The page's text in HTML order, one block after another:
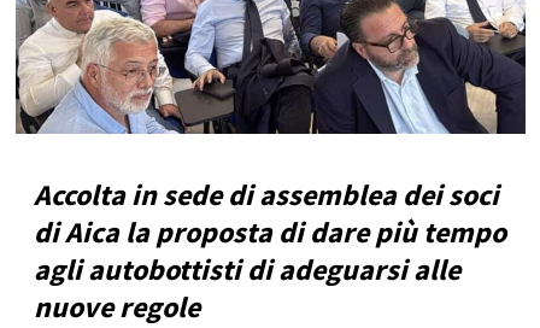
Accolta in sede di assemblea dei soci
di Aica la proposta di dare più tempo
agli autobottisti di adeguarsi alle
nuove regole